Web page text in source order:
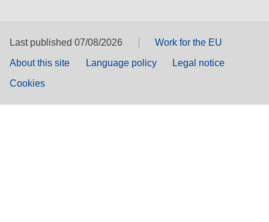
Last published 07/08/2026
Work for the EU
About this site
Language policy
Legal notice
Cookies